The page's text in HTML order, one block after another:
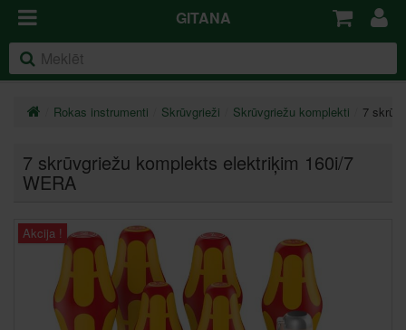
GITANA
Rokas instrumenti Skrūvgrieži Skrūvgriežu komplekti 7
7 skrūvgriežu komplekts elektriķim 160i/7
WERA
Akcija !